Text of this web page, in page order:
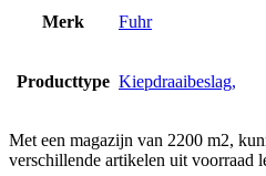
Merk Fuhr
Producttype Kiepdraaibeslag,
Met een magazijn van 2200 m2,
verschillende artikelen uit voorraad